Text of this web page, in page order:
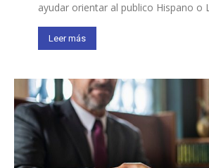
ayudar orientar al publico Hispano o
Leer más